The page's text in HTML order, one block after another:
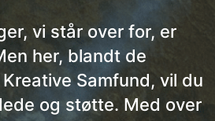
vi står over for, er
her, blandt de
Samfund, vil du
og støtte. Med over